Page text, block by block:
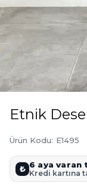
Etnik
Ürün Kodu: E1495
₺ 6 aya
Kredi kartına